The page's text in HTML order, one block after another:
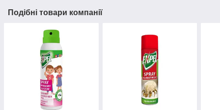
Подібні товари компанії